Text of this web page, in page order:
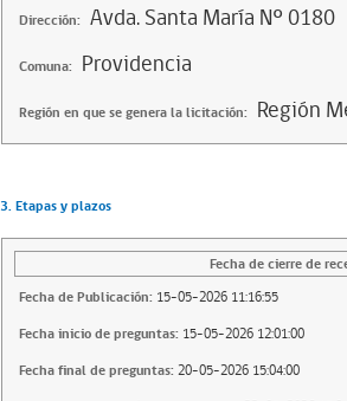
Dirección: Avda. Santa María Nº 0180
Comuna: Providencia
Región en que se genera la licitación: Región
3. Etapas y plazos
Fecha de cierre de
Fecha de Publicación: 15-05-2026 11:16:55
Fecha inicio de preguntas: 15-05-2026 12:01:00
Fecha final de preguntas: 20-05-2026 15:04:00